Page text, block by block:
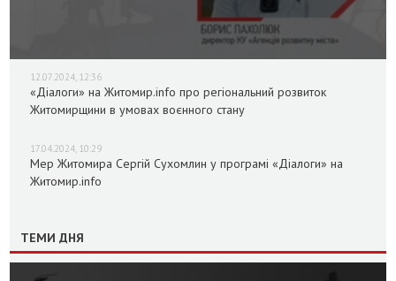
12.07.2024, 12:36
«Діалоги» на Житомир.info про регіональний розвиток
Житомирщини в умовах воєнного стану
17.04.2024, 10:29
Мер Житомира Сергій Сухомлин у програмі «Діалоги» на
Житомир.info
ТЕМИ ДНЯ